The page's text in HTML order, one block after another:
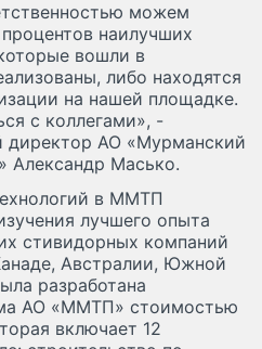
можем
наилучших
вошли в
либо находятся
на нашей площадке.
с коллегами», -
директор АО «Мурманский
Александр Масько.
в ММТП
лучшего опыта
стивидорных компаний
Австралии, Южной
разработана
АО «ММТП» стоимостью
включает 12